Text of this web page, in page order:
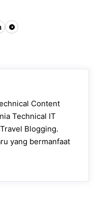
Content
Technical IT
Blogging.
yang bermanfaat